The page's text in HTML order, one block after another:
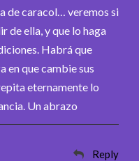
de caracol… veremos si
de ella, y que lo haga
Habrá que
en que cambie sus
eternamente lo
Un abrazo
Reply